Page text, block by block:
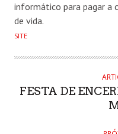
informático para pagar a
de vida.
SITE
FESTA DE